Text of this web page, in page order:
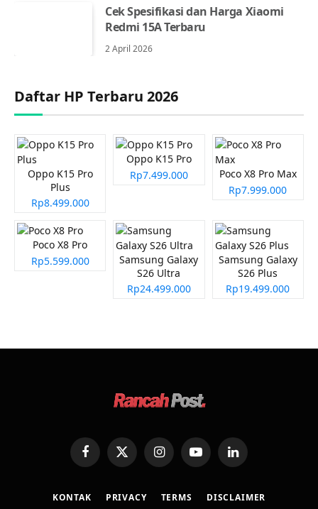
Cek Spesifikasi dan Harga Xiaomi
Redmi 15A Terbaru
2 April 2026
Daftar HP Terbaru 2026
Oppo K15 Pro
Plus
Rp8.499.000
Oppo K15 Pro
Rp7.499.000
Poco X8 Pro Max
Rp7.999.000
Poco X8 Pro
Rp5.599.000
Samsung Galaxy
S26 Ultra
Rp24.499.000
Samsung Galaxy
S26 Plus
Rp19.499.000
FacebookX
(Twitter)
InstagramYouTubeLinkedIn
KONTAK PRIVACY TERMS DISCLAIMER